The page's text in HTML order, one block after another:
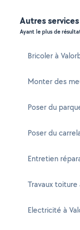
Autres
Ayant le plus de
Bricoler à
Monter des
Poser du
Poser du
Entretien
Travaux
Electricité à